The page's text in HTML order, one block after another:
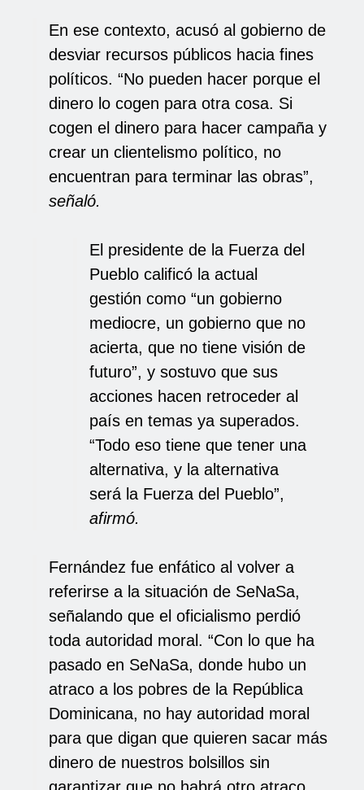
En ese contexto, acusó al gobierno de
desviar recursos públicos hacia fines
políticos. “No pueden hacer porque el
dinero lo cogen para otra cosa. Si
cogen el dinero para hacer campaña y
crear un clientelismo político, no
encuentran para terminar las obras”,
señaló.
El presidente de la Fuerza del
Pueblo calificó la actual
gestión como “un gobierno
mediocre, un gobierno que no
acierta, que no tiene visión de
futuro”, y sostuvo que sus
acciones hacen retroceder al
país en temas ya superados.
“Todo eso tiene que tener una
alternativa, y la alternativa
será la Fuerza del Pueblo”,
afirmó.
Fernández fue enfático al volver a
referirse a la situación de SeNaSa,
señalando que el oficialismo perdió
toda autoridad moral. “Con lo que ha
pasado en SeNaSa, donde hubo un
atraco a los pobres de la República
Dominicana, no hay autoridad moral
para que digan que quieren sacar más
dinero de nuestros bolsillos sin